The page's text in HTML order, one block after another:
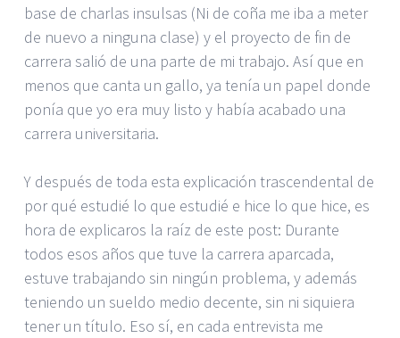
base de charlas insulsas (Ni de coña me iba a meter
de nuevo a ninguna clase) y el proyecto de fin de
carrera salió de una parte de mi trabajo. Así que en
menos que canta un gallo, ya tenía un papel donde
ponía que yo era muy listo y había acabado una
carrera universitaria.
Y después de toda esta explicación trascendental de
por qué estudié lo que estudié e hice lo que hice, es
hora de explicaros la raíz de este post: Durante
todos esos años que tuve la carrera aparcada,
estuve trabajando sin ningún problema, y además
teniendo un sueldo medio decente, sin ni siquiera
tener un título. Eso sí, en cada entrevista me